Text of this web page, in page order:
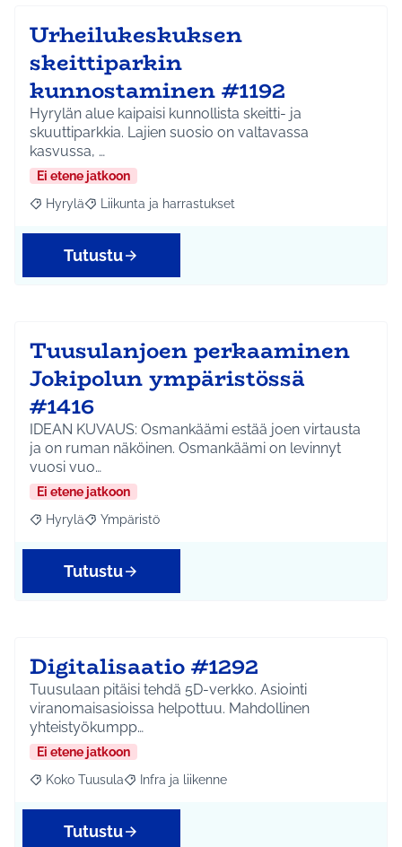
Urheilukeskuksen
skeittiparkin
kunnostaminen #1192
Hyrylän alue kaipaisi kunnollista skeitti- ja
skuuttiparkkia. Lajien suosio on valtavassa
kasvussa, …
Ei etene jatkoon
Rajaa tulokset aihepiirin mukaan: Hyrylä
Hyrylä Rajaa tulokset teeman mukaan: Liikunta ja
Liikunta ja harrastukset
Tutustu
Tuusulanjoen perkaaminen
Jokipolun ympäristössä
#1416
IDEAN KUVAUS: Osmankäämi estää joen virtausta
ja on ruman näköinen. Osmankäämi on levinnyt
vuosi vuo…
Ei etene jatkoon
Rajaa tulokset aihepiirin mukaan: Hyrylä
Hyrylä Rajaa tulokset teeman mukaan: Ympäristö
Ympäristö
Tutustu
Digitalisaatio #1292
Tuusulaan pitäisi tehdä 5D-verkko. Asiointi
viranomaisasioissa helpottuu. Mahdollinen
yhteistyökumpp…
Ei etene jatkoon
Rajaa tulokset aihepiirin mukaan: Koko Tuusula
Koko Tuusula Rajaa tulokset teeman mukaan: Infra ja liikenne
Infra ja liikenne
Tutustu